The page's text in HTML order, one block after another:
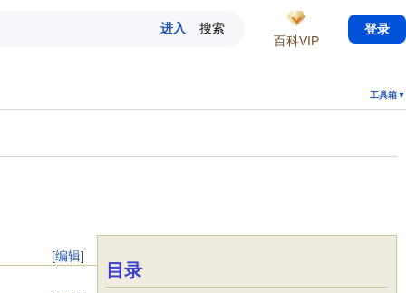
工具箱▼
目录
[编辑]
百科VIP
登录